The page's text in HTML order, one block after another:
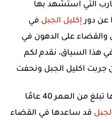
التي استشهد بها
عن دورإكليل الجبل في
والقضاء على الدهون في
هذا السياق، نقدم لكم
جربت اكليل الجبل ونحفت
التجربة الأولى: فتاه تقول إنها تبلغ من العمر 40 عامًا
قد ساعدها في القضاء